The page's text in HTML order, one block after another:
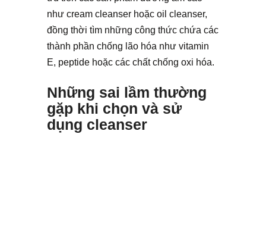
như cream cleanser hoặc oil cleanser,
đồng thời tìm những công thức chứa các
thành phần chống lão hóa như vitamin
E, peptide hoặc các chất chống oxi hóa.
Những sai lầm thường
gặp khi chọn và sử
dụng cleanser